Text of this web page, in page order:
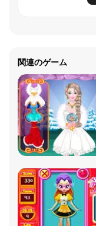
関連のゲーム